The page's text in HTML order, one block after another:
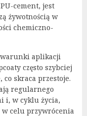
cement, jest
żywotnością w
chemiczno-
warunki aplikacji
często szybciej
co skraca przestoje.
regularnego
i, w cyklu życia,
w celu przywrócenia